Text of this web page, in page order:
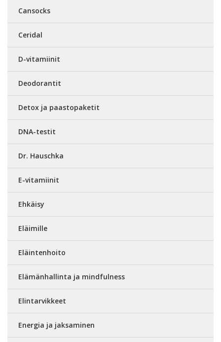
Cansocks
Ceridal
D-vitamiinit
Deodorantit
Detox ja paastopaketit
DNA-testit
Dr. Hauschka
E-vitamiinit
Ehkäisy
Eläimille
Eläintenhoito
Elämänhallinta ja mindfulness
Elintarvikkeet
Energia ja jaksaminen